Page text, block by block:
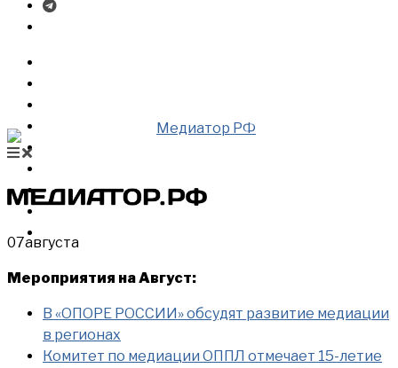
ВИДЕО
07августа
Мероприятия на Август:
В «ОПОРЕ РОССИИ» обсудят развитие медиации
в регионах
Комитет по медиации ОППЛ отмечает 15-летие